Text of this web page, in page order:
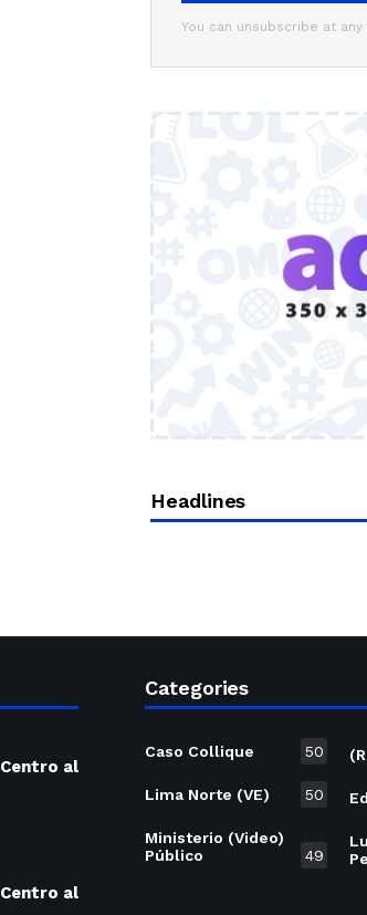
You can unsubscribe at any
Headlines
al
al
Categories
Caso Collique 50
Lima Norte (VE) 50
Ministerio (Video)
Público
49